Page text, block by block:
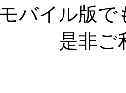
モバイル版で
是非ご